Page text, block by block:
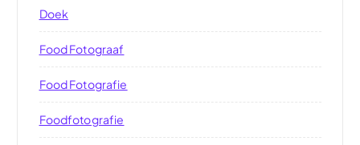
Doek
Food Fotograaf
Food Fotografie
Foodfotografie